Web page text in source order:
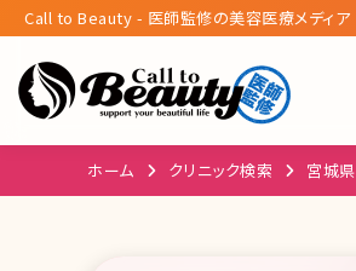
Call to Beauty - 医師監修の美容医療メディア
ホーム クリニック検索 宮城県